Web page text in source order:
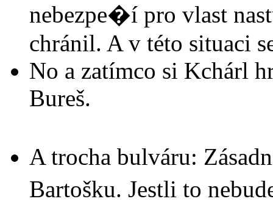
nebezpe�í pro vlast
chránil. A v této situaci
No a zatímco si Kchárl
Bureš.
A trocha bulváru:
Bartošku. Jestli to